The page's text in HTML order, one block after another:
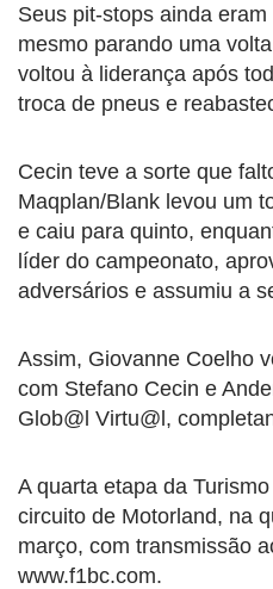
Seus pit-stops ainda
mesmo parando uma
voltou à liderança após
troca de pneus e
Cecin teve a sorte que
Maqplan/Blank levou um
e caiu para quinto,
líder do campeonato,
adversários e assumiu a
Assim, Giovanne Coelho
com Stefano Cecin e
Glob@l Virtu@l,
A quarta etapa da
circuito de Motorland, na
março, com transmissão
www.f1bc.com.